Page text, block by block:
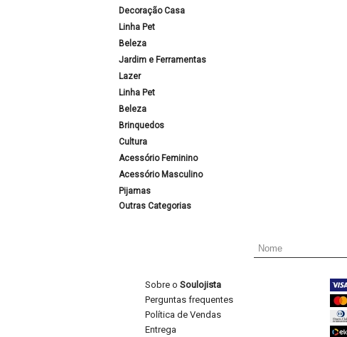
Decoração Casa
Linha Pet
Beleza
Jardim e Ferramentas
Lazer
Linha Pet
Beleza
Brinquedos
Cultura
Acessório Feminino
Acessório Masculino
Pijamas
Outras Categorias
Sobre o Soulojista
Perguntas frequentes
Política de Vendas
Entrega